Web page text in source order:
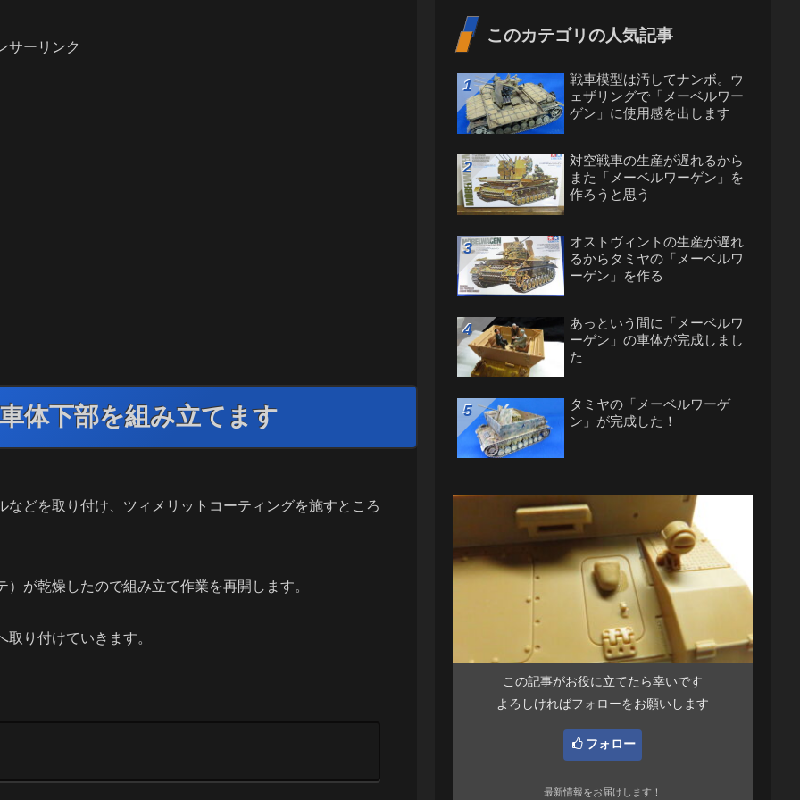
サーリンク
体下部を組み立てます
どを取り付け、ツィメリットコーティングを施すところ
が乾燥したので組み立て作業を再開します。
り付けていきます。
このカテゴリの人気記事
戦車模型は汚してナンボ。ウ
ェザリングで「メーベルワー
ゲン」に使用感を出します
対空戦車の生産が遅れるから
また「メーベルワーゲン」を
作ろうと思う
オストヴィントの生産が遅れ
るからタミヤの「メーベルワ
ーゲン」を作る
あっという間に「メーベルワ
ーゲン」の車体が完成しまし
た
タミヤの「メーベルワーゲ
ン」が完成した！
この記事がお役に立てたら幸いです
よろしければフォローをお願いします
フォロー
最新情報をお届けします！